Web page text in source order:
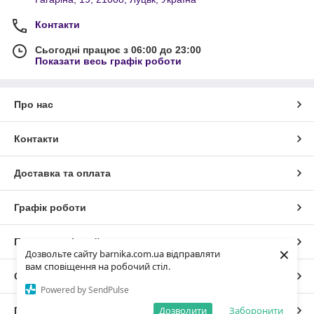
Дозвольте сайту barnika.com.ua відправляти
вам сповіщення на робочий стіл.
Powered by SendPulse
Заборонити
Дозволити
×
Контакти
Сьогодні працює з 06:00 до 23:00
Показати весь графік роботи
Про нас
Контакти
Доставка та оплата
Графік роботи
Повна версія сайту
Сайт створено на маркетплейсі
Політика конфіденційності